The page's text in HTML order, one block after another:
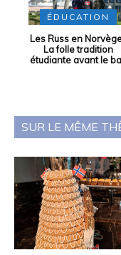
ÉDUCATION
Les Russ en
La folle tradition
étudiante avant le
SUR LE MÊME